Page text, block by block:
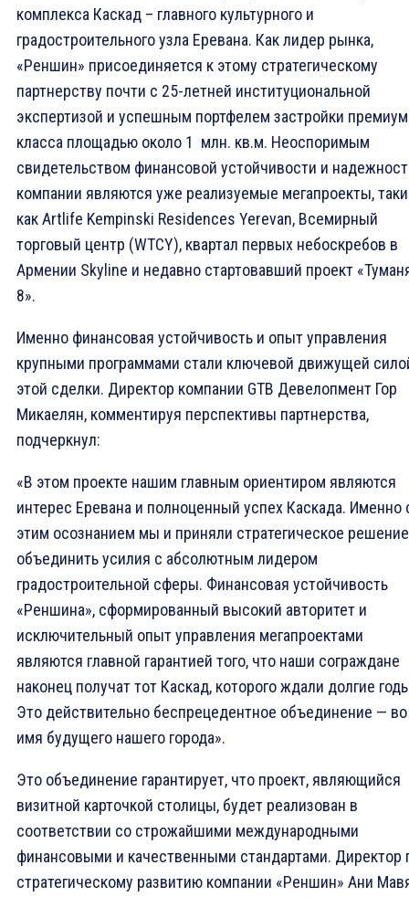
комплекса Каскад – главного культурного и
градостроительного узла Еревана. Как лидер рынка,
«Реншин» присоединяется к этому стратегическому
партнерству почти с 25-летней институциональной
экспертизой и успешным портфелем застройки
класса площадью около 1 млн. кв.м. Неоспоримым
свидетельством финансовой устойчивости и
компании являются уже реализуемые мегапроекты,
как Artlife Kempinski Residences Yerevan, Всемирный
торговый центр (WTCY), квартал первых небоскребов в
Армении Skyline и недавно стартовавший проект
8».
Именно финансовая устойчивость и опыт управления
крупными программами стали ключевой движущей
этой сделки. Директор компании GTB Девелопмент Гор
Микаелян, комментируя перспективы партнерства,
подчеркнул:
«В этом проекте нашим главным ориентиром являются
интерес Еревана и полноценный успех Каскада. Именно
этим осознанием мы и приняли стратегическое решение
объединить усилия с абсолютным лидером
градостроительной сферы. Финансовая устойчивость
«Реншина», сформированный высокий авторитет и
исключительный опыт управления мегапроектами
являются главной гарантией того, что наши сограждане
наконец получат тот Каскад, которого ждали долгие
Это действительно беспрецедентное объединение — во
имя будущего нашего города».
Это объединение гарантирует, что проект, являющийся
визитной карточкой столицы, будет реализован в
соответствии со строжайшими международными
финансовыми и качественными стандартами. Директор
стратегическому развитию компании «Реншин» Ани